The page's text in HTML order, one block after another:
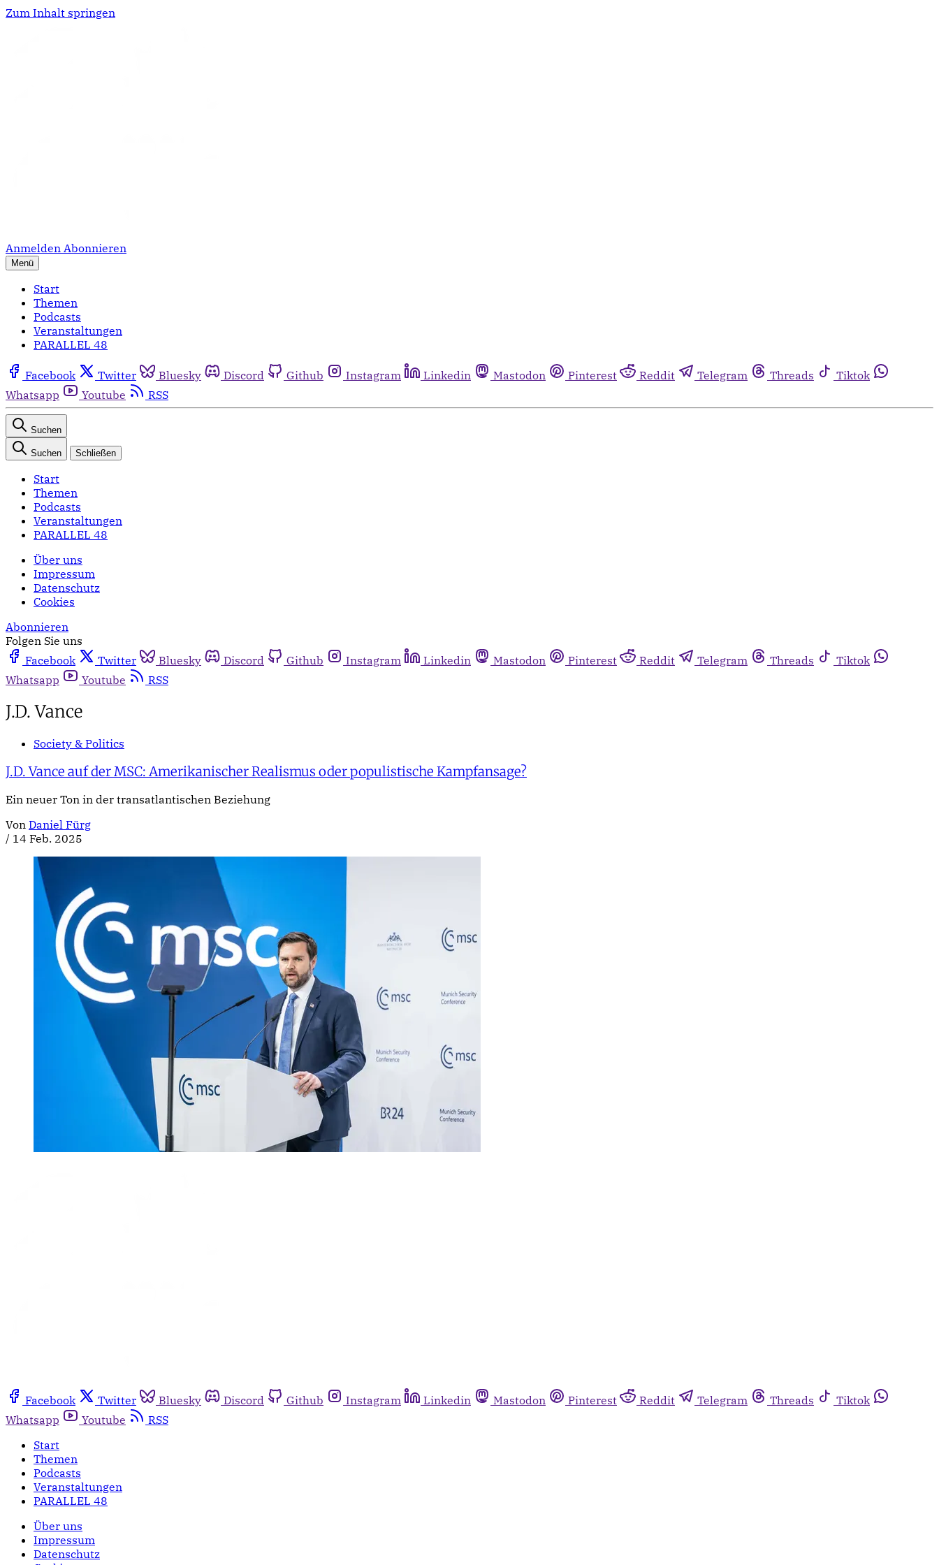
Zum Inhalt springen
Anmelden Abonnieren
Menü
Start
Themen
Podcasts
Veranstaltungen
PARALLEL 48
Facebook Twitter Bluesky Discord Github Instagram Linkedin Mastodon Pinterest Reddit Telegram Threads
Tiktok
Whatsapp
Youtube RSS
Suchen
Suchen Schließen
Start
Themen
Podcasts
Veranstaltungen
PARALLEL 48
Über uns
Impressum
Datenschutz
Cookies
Abonnieren
Folgen Sie uns
Facebook
Twitter Bluesky Discord Github Instagram Linkedin Mastodon Pinterest Reddit Telegram Threads
Tiktok
Whatsapp
Youtube RSS
J.D. Vance
Society & Politics
J.D. Vance auf der MSC: Amerikanischer Realismus oder populistische Kampfansage?
Ein neuer Ton in der transatlantischen Beziehung
Von Daniel Fürg
/ 14 Feb. 2025
Facebook Twitter Bluesky Discord Github Instagram Linkedin Mastodon Pinterest Reddit Telegram Threads
Tiktok
Whatsapp
Youtube
RSS
Start
Themen
Podcasts
Veranstaltungen
PARALLEL 48
Über uns
Impressum
Datenschutz